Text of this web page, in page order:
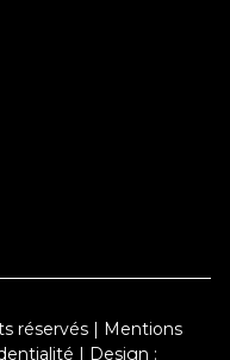
réservés | Mentions
| Design :